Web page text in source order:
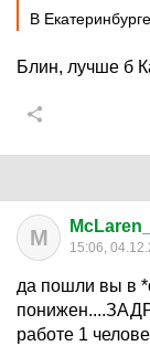
В
Блин, лучше б
M 15:06,
да пошли вы в
работе 1